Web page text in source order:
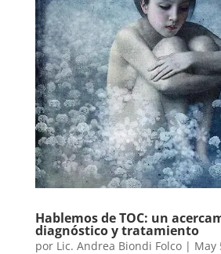
Hablemos de TOC: un
diagnóstico y tratamiento
por Lic. Andrea Biondi Folco| May